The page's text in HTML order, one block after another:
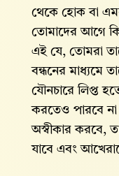
থেকে হোক বা
তোমাদের আগে
এই যে, তোমরা
বন্ধনের মাধ্যমে
যৌনচারে লিপ্ত
করতেও পারবে
অস্বীকার করবে,
যাবে এবং